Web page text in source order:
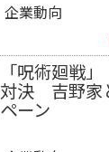
企業動向
「呪術廻戦
対決 吉野家
ペーン